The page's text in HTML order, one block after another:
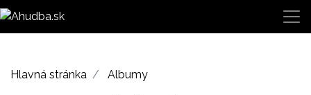
Hlavná stránka Albumy